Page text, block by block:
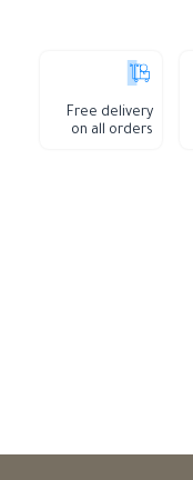
Free delivery
on all orders